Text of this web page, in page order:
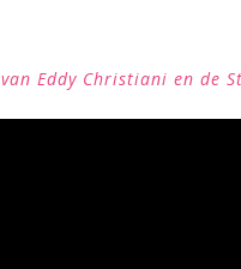
Eddy Christiani en de